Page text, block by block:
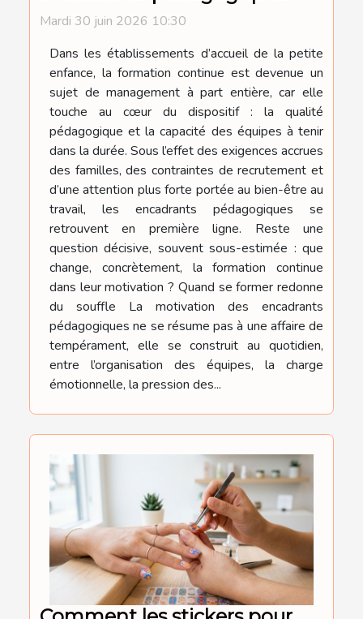
Mardi 30 juin 2026 10:30
Dans les établissements d’accueil de la petite
enfance, la formation continue est devenue un
sujet de management à part entière, car elle
touche au cœur du dispositif : la qualité
pédagogique et la capacité des équipes à tenir
dans la durée. Sous l’effet des exigences accrues
des familles, des contraintes de recrutement et
d’une attention plus forte portée au bien-être au
travail, les encadrants pédagogiques se
retrouvent en première ligne. Reste une
question décisive, souvent sous-estimée : que
change, concrètement, la formation continue
dans leur motivation ? Quand se former redonne
du souffle La motivation des encadrants
pédagogiques ne se résume pas à une affaire de
tempérament, elle se construit au quotidien,
entre l’organisation des équipes, la charge
émotionnelle, la pression des...